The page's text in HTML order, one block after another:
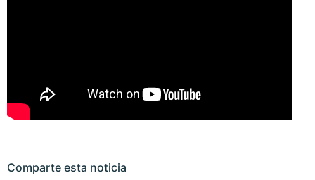
Comparte esta noticia